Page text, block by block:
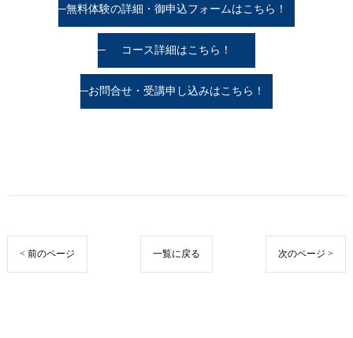
無料体験の詳細・御申込フォームはこちら！
コース詳細はこちら！
お問合せ・受講申し込みはこちら！
< 前のページ 一覧に戻る 次のページ >